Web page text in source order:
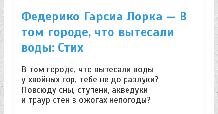
Федерико Гарсиа Лорка — В
том городе, что вытесали
воды: Стих
В том городе, что вытесали воды
у хвойных гор, тебе не до разлуки?
Повсюду сны, ступени, акведуки
и траур стен в ожогах непогоды?